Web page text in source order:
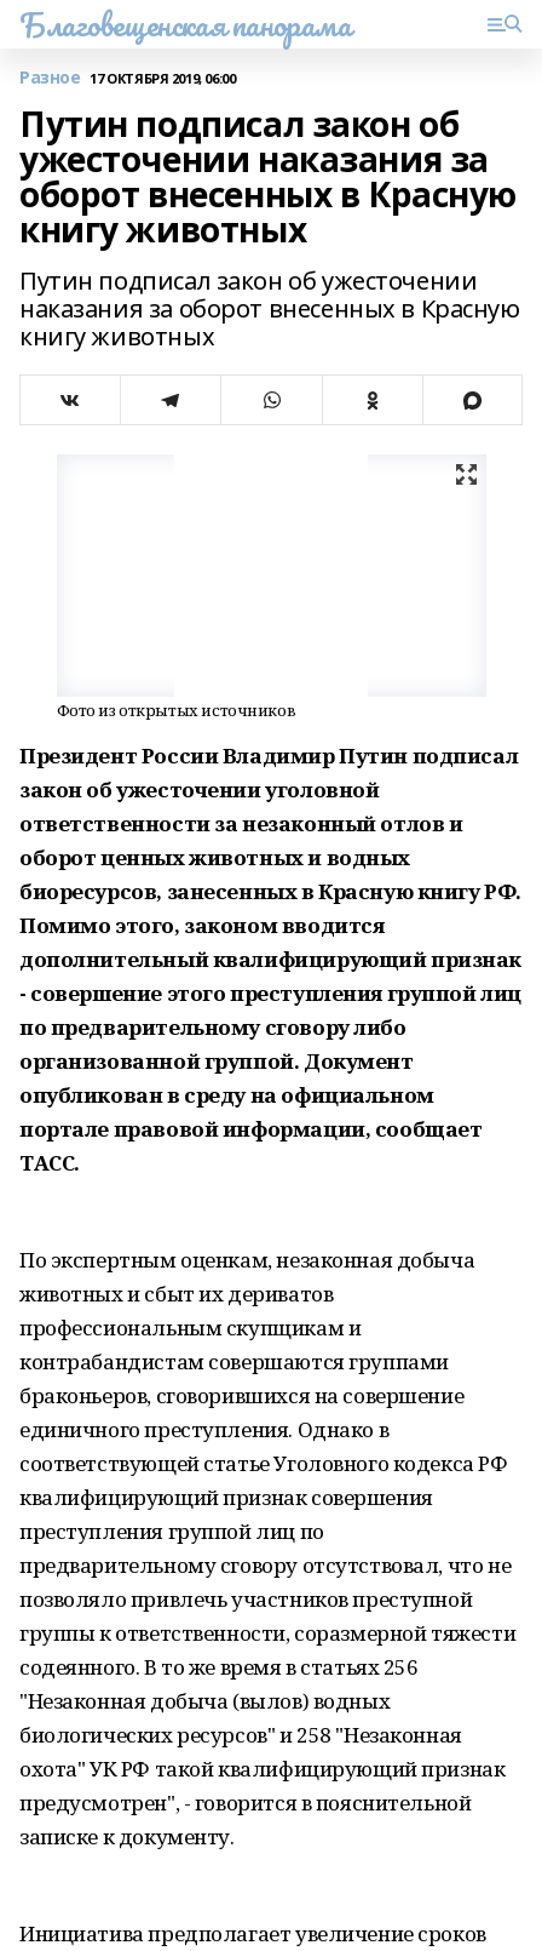
Благовещенская панорама
Разное 17 ОКТЯБРЯ 2019, 06:00
Путин подписал закон об
ужесточении наказания за
оборот внесенных в Красную
книгу животных
Путин подписал закон об ужесточении
наказания за оборот внесенных в Красную
книгу животных
Фото из открытых источников
Президент России Владимир Путин подписал
закон об ужесточении уголовной
ответственности за незаконный отлов и
оборот ценных животных и водных
биоресурсов, занесенных в Красную книгу РФ.
Помимо этого, законом вводится
дополнительный квалифицирующий признак
- совершение этого преступления группой лиц
по предварительному сговору либо
организованной группой. Документ
опубликован в среду на официальном
портале правовой информации, сообщает
ТАСС.
По экспертным оценкам, незаконная добыча
животных и сбыт их дериватов
профессиональным скупщикам и
контрабандистам совершаются группами
браконьеров, сговорившихся на совершение
единичного преступления. Однако в
соответствующей статье Уголовного кодекса РФ
квалифицирующий признак совершения
преступления группой лиц по
предварительному сговору отсутствовал, что не
позволяло привлечь участников преступной
группы к ответственности, соразмерной тяжести
содеянного. В то же время в статьях 256
"Незаконная добыча (вылов) водных
биологических ресурсов" и 258 "Незаконная
охота" УК РФ такой квалифицирующий признак
предусмотрен", - говорится в пояснительной
записке к документу.
Инициатива предполагает увеличение сроков